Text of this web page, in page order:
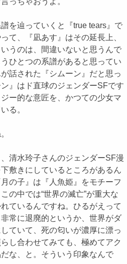
を辿っていくと『true tears』で
て、『凪あす』はその延長上、
うのは、間違いないと思うんで
ひとつの系譜があると思ってい
話された『シムーン』だと思っ
』はド直球のジェンダーSFです
ー的な意匠を、かつての少女マ
る。
清水玲子さんのジェンダーSF漫
敷きにしているところがあるん
の子』は『人魚姫』をモチーフ
の中では“世界の滅亡”が重大な
ているんですね。ひるがえって
常に退廃的というか、世界がダ
ていて、死の匂いが濃厚に漂っ
し合わせてみても、極めてアク
な、と。そういう印象なんで